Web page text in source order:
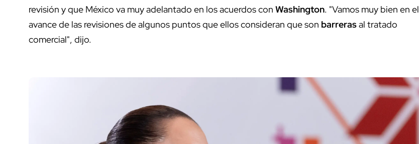
revisión y que México va muy adelantado en los acuerdos con Washington. "Vamos muy bien en el
avance de las revisiones de algunos puntos que ellos consideran que son barrerasal tratado
comercial", dijo.